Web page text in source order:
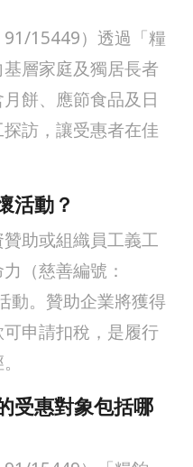
15449）透過「糧
層家庭及獨居長者
餅、應節食品及日
訪，讓受惠者在佳
活動？
助或組織員工義工
（慈善編號：
動。贊助企業將獲得
申請扣稅，是履行
受惠對象包括哪